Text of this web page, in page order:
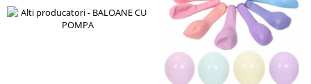
Carti si caiete de colorat 11%
Carti si caiete de colorat 21%